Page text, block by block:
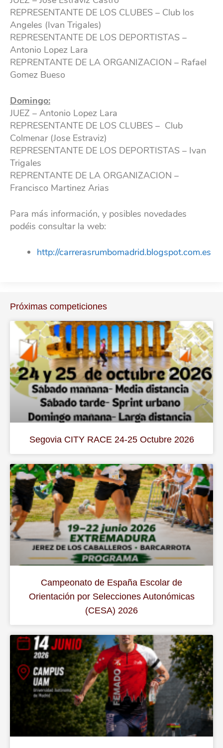
REPRESENTANTE DE LOS CLUBES – Club los
Angeles (Ivan Trigales)
REPRESENTANTE DE LOS DEPORTISTAS –
Antonio Lopez Lara
REPRENTANTE DE LA ORGANIZACION – Rafael
Gomez Bueso
Domingo:
JUEZ – Antonio Lopez Lara
REPRESENTANTE DE LOS CLUBES – Club
Colmenar (Jose Estraviz)
REPRESENTANTE DE LOS DEPORTISTAS – Ivan
Trigales
REPRENTANTE DE LA ORGANIZACION –
Francisco Martinez Arias
Para más información, y posibles novedades
podéis consultar la web:
http://carrerasrumbomadrid.blogspot.com.es
Próximas competiciones
Segovia CITY RACE 24-25 Octubre 2026
Campeonato de España Escolar de
Orientación por Selecciones Autonómicas
(CESA) 2026